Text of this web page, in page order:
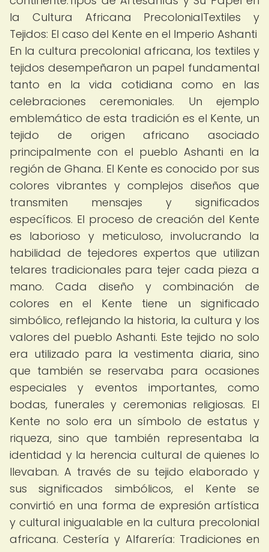
la Cultura Africana PrecolonialTextiles y
Tejidos: El caso del Kente en el Imperio Ashanti
En la cultura precolonial africana, los textiles y
tejidos desempeñaron un papel fundamental
tanto en la vida cotidiana como en las
celebraciones ceremoniales. Un ejemplo
emblemático de esta tradición es el Kente, un
tejido de origen africano asociado
principalmente con el pueblo Ashanti en la
región de Ghana. El Kente es conocido por sus
colores vibrantes y complejos diseños que
transmiten mensajes y significados
específicos. El proceso de creación del Kente
es laborioso y meticuloso, involucrando la
habilidad de tejedores expertos que utilizan
telares tradicionales para tejer cada pieza a
mano. Cada diseño y combinación de
colores en el Kente tiene un significado
simbólico, reflejando la historia, la cultura y los
valores del pueblo Ashanti. Este tejido no solo
era utilizado para la vestimenta diaria, sino
que también se reservaba para ocasiones
especiales y eventos importantes, como
bodas, funerales y ceremonias religiosas. El
Kente no solo era un símbolo de estatus y
riqueza, sino que también representaba la
identidad y la herencia cultural de quienes lo
llevaban. A través de su tejido elaborado y
sus significados simbólicos, el Kente se
convirtió en una forma de expresión artística
y cultural inigualable en la cultura precolonial
africana. Cestería y Alfarería: Tradiciones en